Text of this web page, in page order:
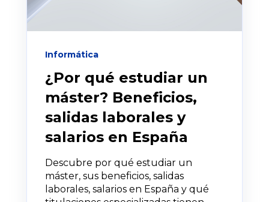
Informática
¿Por qué estudiar un
máster? Beneficios,
salidas laborales y
salarios en España
Descubre por qué estudiar un
máster, sus beneficios, salidas
laborales, salarios en España y qué